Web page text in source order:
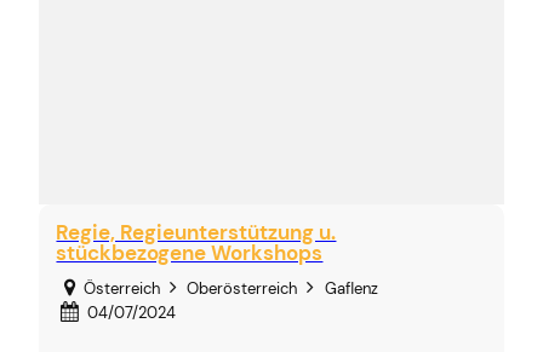
Regie, Regieunterstützung u.
stückbezogene Workshops
Österreich Oberösterreich
Gaflenz
04/07/2024